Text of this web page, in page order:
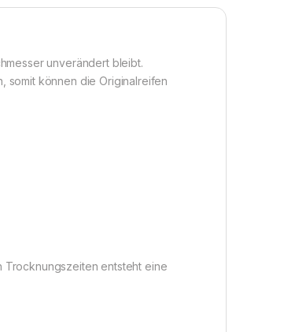
unverändert bleibt.
somit können die Originalreifen
Trocknungszeiten entsteht eine